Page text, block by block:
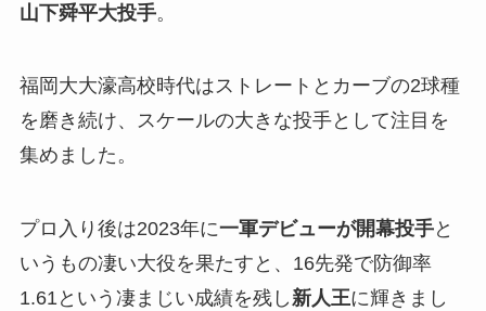
山下舜平大投手。
福岡大大濠高校時代はストレートとカーブの2球種
を磨き続け、スケールの大きな投手として注目を
集めました。
プロ入り後は2023年に一軍デビューが開幕投手と
いうもの凄い大役を果たすと、16先発で防御率
1.61という凄まじい成績を残し新人王に輝きまし